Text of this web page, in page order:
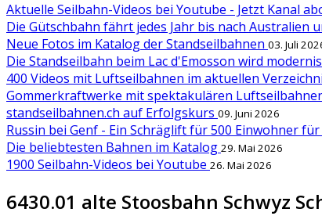
Aktuelle Seilbahn-Videos bei Youtube - Jetzt Kanal
Die Gütschbahn fährt jedes Jahr bis nach Australien
Neue Fotos im Katalog der Standseilbahnen 03. Juli
Die Standseilbahn beim Lac d'Emosson wird
400 Videos mit Luftseilbahnen im aktuellen
Gommerkraftwerke mit spektakulären
standseilbahnen.ch auf Erfolgskurs 09. Juni 2026
Russin bei Genf - Ein Schräglift für 500 Einwohner für
Die beliebtesten Bahnen im Katalog 29. Mai 2026
1900 Seilbahn-Videos bei Youtube 26. Mai 2026
6430.01 alte Stoosbahn Schwyz